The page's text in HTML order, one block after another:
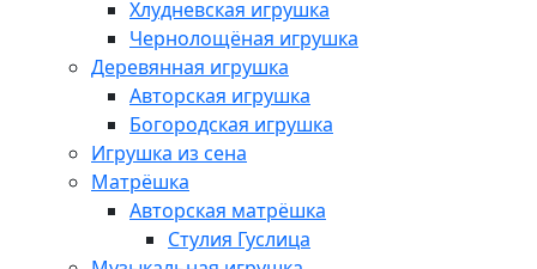
Хлудневская игрушка
Чернолощёная игрушка
Деревянная игрушка
Авторская игрушка
Богородская игрушка
Игрушка из сена
Матрёшка
Авторская матрёшка
Стулия Гуслица